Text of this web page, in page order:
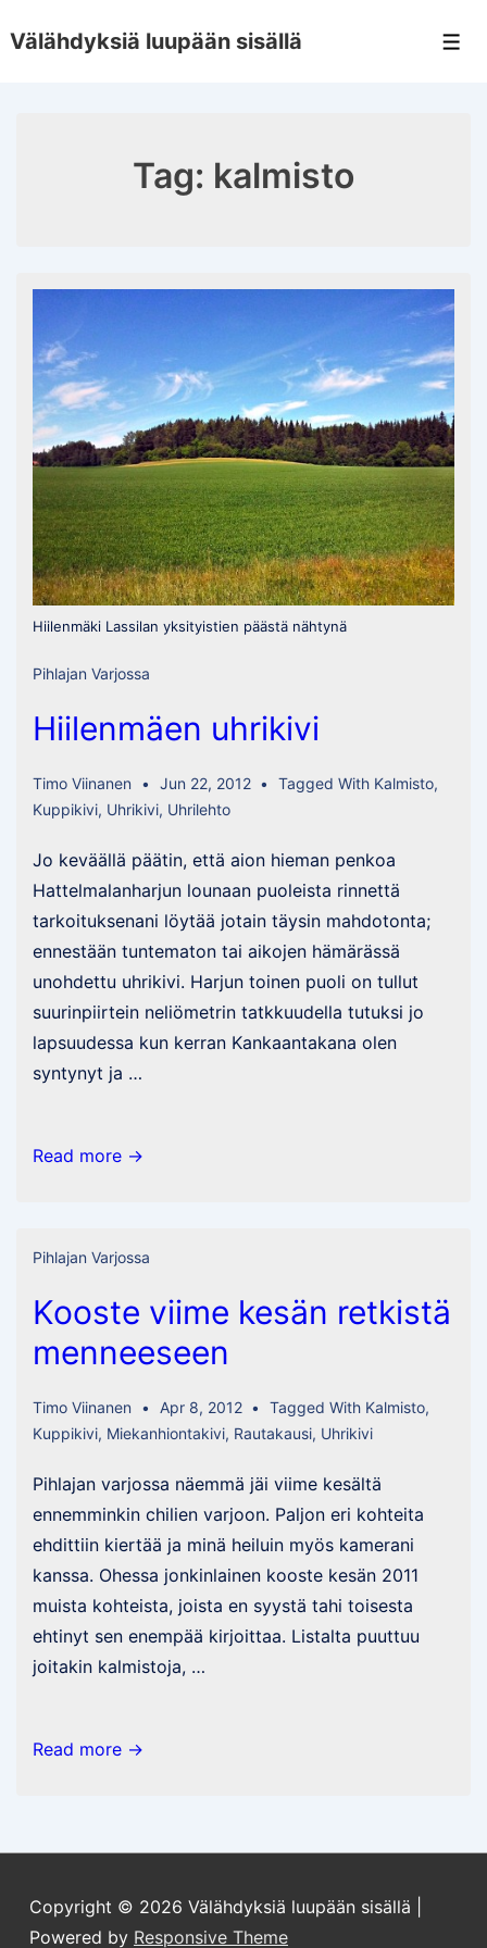
Skip
Välähdyksiä luupään sisällä
Tag: kalmisto
Hiilenmäki Lassilan yksityistien päästä nähtynä
Pihlajan Varjossa
Hiilenmäen uhrikivi
Timo Viinanen Jun 22, 2012 Tagged With Kalmisto,
Kuppikivi, Uhrikivi, Uhrilehto
Jo keväällä päätin, että aion hieman penkoa
Hattelmalanharjun lounaan puoleista rinnettä
tarkoituksenani löytää jotain täysin mahdotonta;
ennestään tuntematon tai aikojen hämärässä
unohdettu uhrikivi. Harjun toinen puoli on tullut
suurinpiirtein neliömetrin tatkkuudella tutuksi jo
lapsuudessa kun kerran Kankaantakana olen
syntynyt ja …
Hiilenmäen
Read more →
Pihlajan Varjossa
Kooste viime kesän retkistä
menneeseen
Timo Viinanen Apr 8, 2012 Tagged With Kalmisto,
Kuppikivi, Miekanhiontakivi, Rautakausi, Uhrikivi
Pihlajan varjossa näemmä jäi viime kesältä
ennemminkin chilien varjoon. Paljon eri kohteita
ehdittiin kiertää ja minä heiluin myös kamerani
kanssa. Ohessa jonkinlainen kooste kesän 2011
muista kohteista, joista en syystä tahi toisesta
ehtinyt sen enempää kirjoittaa. Listalta puuttuu
joitakin kalmistoja, …
Kooste
Read more →
Copyright © 2026 Välähdyksiä luupään sisällä
Powered by Responsive Theme